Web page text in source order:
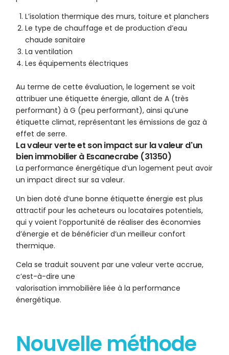
L’isolation thermique des murs, toiture et planchers
Le type de chauffage et de production d’eau
chaude sanitaire
La ventilation
Les équipements électriques
Au terme de cette évaluation, le logement se voit
attribuer une étiquette énergie, allant de A (très
performant) à G (peu performant), ainsi qu’une
étiquette climat, représentant les émissions de gaz à
effet de serre.
La valeur verte et son impact sur la valeur d'un
bien immobilier à Escanecrabe (31350)
La performance énergétique d’un logement peut avoir
un impact direct sur sa valeur.
Un bien doté d’une bonne étiquette énergie est plus
attractif pour les acheteurs ou locataires potentiels,
qui y voient l’opportunité de réaliser des économies
d’énergie et de bénéficier d’un meilleur confort
thermique.
Cela se traduit souvent par une valeur verte accrue,
c’est-à-dire une
valorisation immobilière liée à la performance
énergétique.
Nouvelle méthode